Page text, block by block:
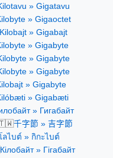
» Gigatavu
» Gigaoctet
Kilobajt » Gigabajt
» Gigabyte
» Gigabyte
» Gigabyte
» Gigabyte
» Gigabæti
» Гигабайт
千字節 » 吉字節
ลไบต์ » กิกะไบต์
Кілобайт » Гігабайт